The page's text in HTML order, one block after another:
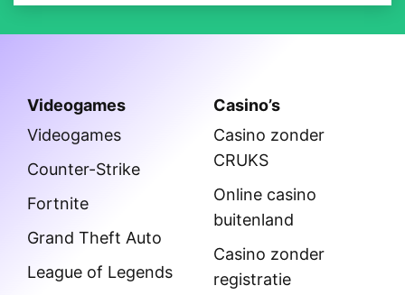
Videogames
Videogames
Counter-Strike
Fortnite
Grand Theft Auto
League of Legends
Casino’s
Casino zonder
CRUKS
Online casino
buitenland
Casino zonder
registratie